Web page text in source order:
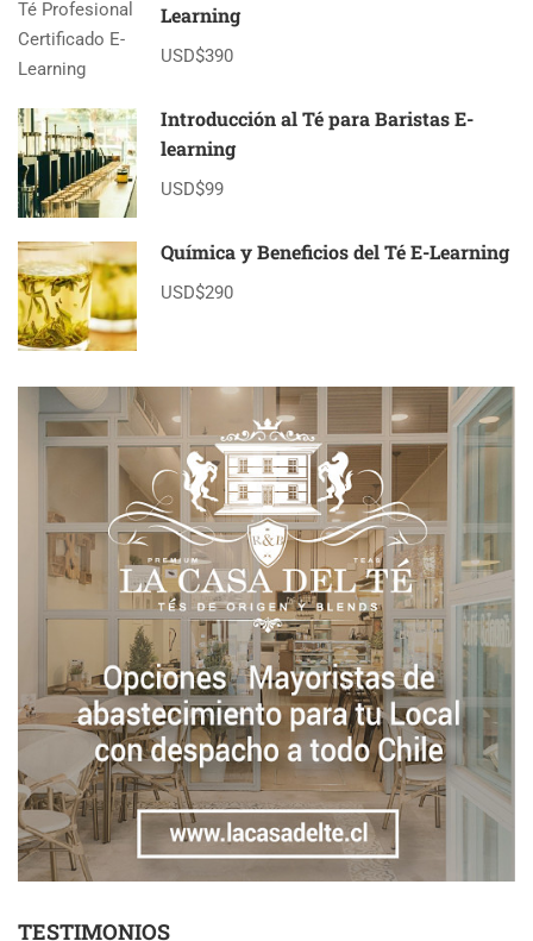
Learning
USD$390
Introducción al Té para Baristas E-
learning
USD$99
Química y Beneficios del Té E-Learning
USD$290
TESTIMONIOS